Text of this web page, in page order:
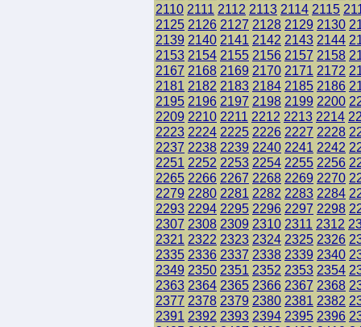
2110 2111 2112 2113 2114 2115
2125 2126 2127 2128 2129 2130
2139 2140 2141 2142 2143 2144
2153 2154 2155 2156 2157 2158
2167 2168 2169 2170 2171 2172
2181 2182 2183 2184 2185 2186
2195 2196 2197 2198 2199 2200
2209 2210 2211 2212 2213 2214
2223 2224 2225 2226 2227 2228
2237 2238 2239 2240 2241 2242
2251 2252 2253 2254 2255 2256
2265 2266 2267 2268 2269 2270
2279 2280 2281 2282 2283 2284
2293 2294 2295 2296 2297 2298
2307 2308 2309 2310 2311 2312
2321 2322 2323 2324 2325 2326
2335 2336 2337 2338 2339 2340
2349 2350 2351 2352 2353 2354
2363 2364 2365 2366 2367 2368
2377 2378 2379 2380 2381 2382
2391 2392 2393 2394 2395 2396